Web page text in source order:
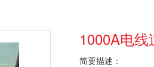
1000A电
简要描述：